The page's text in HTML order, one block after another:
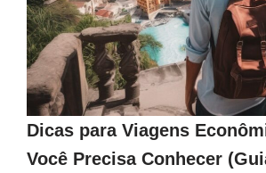
Dicas para Viagens
Você Precisa Conhecer